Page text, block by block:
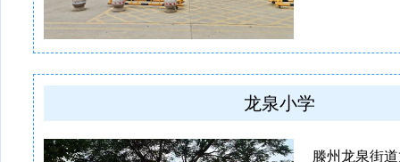
龙泉小学
滕州龙泉街